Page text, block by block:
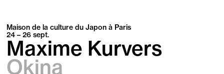
Maison de la culture du Japon à Paris
24 – 26sept.
Maxime Kurvers
Okina